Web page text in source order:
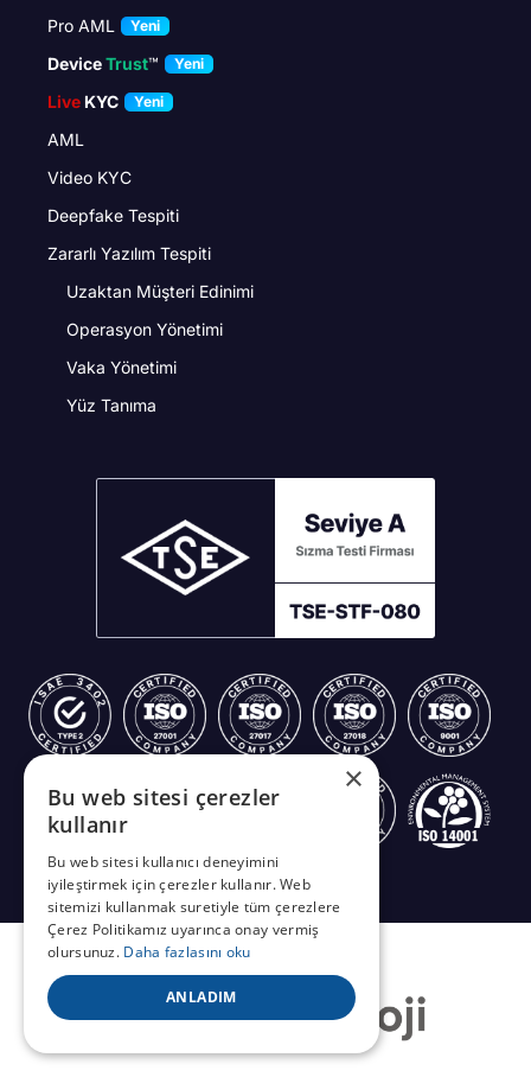
Pro AML Yeni
DeviceTrust™ Yeni
Live KYC Yeni
AML
Video KYC
Deepfake Tespiti
Zararlı Yazılım Tespiti
Uzaktan Müşteri Edinimi
Operasyon Yönetimi
Vaka Yönetimi
Yüz Tanıma
×
Bu web sitesi çerezler
kullanır
Bu web sitesi kullanıcı deneyimini
iyileştirmek için çerezler kullanır. Web
sitemizi kullanmak suretiyle tüm çerezlere
Çerez Politikamız uyarınca onay vermiş
olursunuz. Daha fazlasını oku
ANLADIM